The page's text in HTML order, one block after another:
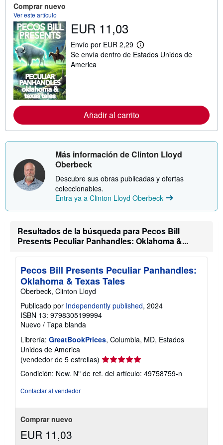
e
l
a
a
d
e
v
Comprar nuevo
Ver este artículo
EUR 11,03
Envío por EUR 2,29
M
á
m
i
s
o
e
a
t
i
f
s
e
í
o
Se envía dentro de Estados Unidos de
America
Añadir al carrito
Más información de Clinton Lloyd
Oberbeck
Descubre sus obras publicadas y ofertas
coleccionables.
Entra ya a Clinton Lloyd Oberbeck
Resultados de la búsqueda para Pecos Bill
Presents Peculiar Panhandles: Oklahoma &...
Pecos Bill Presents Peculiar Panhandles:
Oklahoma & Texas Tales
Oberbeck, Clinton Lloyd
Publicado por Independently published, 2024
ISBN 13: 9798305199994
Nuevo / Tapa blanda
Librería: GreatBookPrices, Columbia, MD, Estados
Unidos de America
(vendedor de 5 estrellas) Calificación
del
vendedor:
Condición: New. Nº de ref. del artículo: 49758759-n
Contactar al vendedor
Comprar nuevo
EUR 11,03